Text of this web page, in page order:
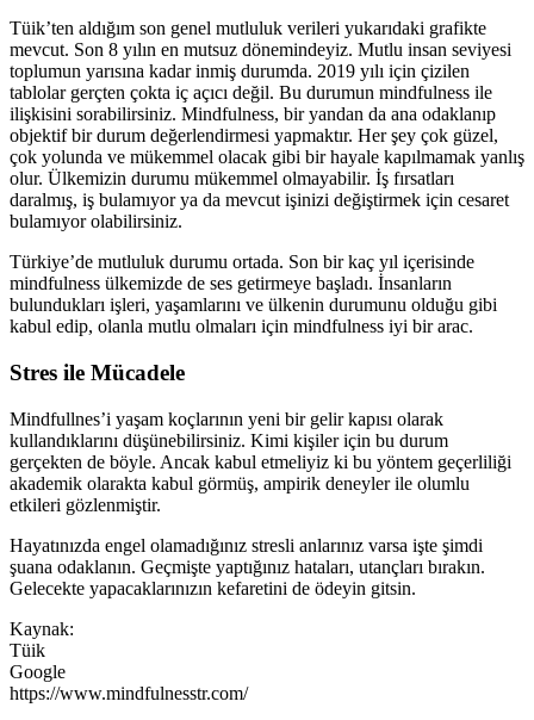
Tüik’ten aldığım son genel mutluluk verileri yukarıdaki grafikte
mevcut. Son 8 yılın en mutsuz dönemindeyiz. Mutlu insan seviyesi
toplumun yarısına kadar inmiş durumda. 2019 yılı için çizilen
tablolar gerçten çokta iç açıcı değil. Bu durumun mindfulness ile
ilişkisini sorabilirsiniz. Mindfulness, bir yandan da ana odaklanıp
objektif bir durum değerlendirmesi yapmaktır. Her şey çok güzel,
çok yolunda ve mükemmel olacak gibi bir hayale kapılmamak yanlış
olur. Ülkemizin durumu mükemmel olmayabilir. İş fırsatları
daralmış, iş bulamıyor ya da mevcut işinizi değiştirmek için cesaret
bulamıyor olabilirsiniz.
Türkiye’de mutluluk durumu ortada. Son bir kaç yıl içerisinde
mindfulness ülkemizde de ses getirmeye başladı. İnsanların
bulundukları işleri, yaşamlarını ve ülkenin durumunu olduğu gibi
kabul edip, olanla mutlu olmaları için mindfulness iyi bir arac.
Stres ile Mücadele
Mindfullnes’i yaşam koçlarının yeni bir gelir kapısı olarak
kullandıklarını düşünebilirsiniz. Kimi kişiler için bu durum
gerçekten de böyle. Ancak kabul etmeliyiz ki bu yöntem geçerliliği
akademik olarakta kabul görmüş, ampirik deneyler ile olumlu
etkileri gözlenmiştir.
Hayatınızda engel olamadığınız stresli anlarınız varsa işte şimdi
şuana odaklanın. Geçmişte yaptığınız hataları, utançları bırakın.
Gelecekte yapacaklarınızın kefaretini de ödeyin gitsin.
Kaynak:
Tüik
Google
https://www.mindfulnesstr.com/